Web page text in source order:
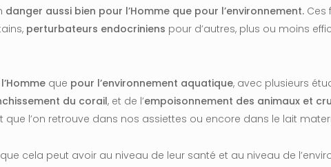
danger aussi bien pour l’Homme que pour l’environnement. Ces
perturbateurs endocriniens pour d’autres, plus ou moins
que pour l’environnement aquatique, avec plusieurs
du corail, et de l’empoisonnement des animaux et
que l’on retrouve dans nos assiettes ou encore dans le lait
cela peut avoir au niveau de leur santé et au niveau de